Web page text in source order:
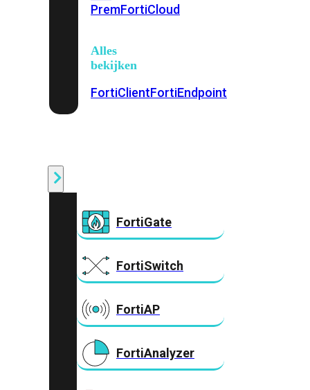
PremFortiCloud
Alles
bekijken
FortiClientFortiEndpoint
FortiGate
FortiSwitch
FortiAP
FortiAnalyzer